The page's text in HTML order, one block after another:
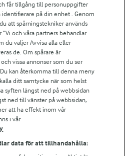
Kontakta oss
other countries
Arlasajter
För ägare
kundportal
Arla.com
Ost
webbshop
Bildbank
får tillgång till personuppgifter
på din enhet . Genom
att spårningstekniker används
och våra partners behandlar
du väljer Avvisa alla eller
de. Om spårare är
vissa annonser som du ser
kan återkomma till denna meny
ditt samtycke när som helst
syften längst ned på webbsidan
ned till vänster på webbsidan,
att ha effekt inom vår
i vår
data för att tillhandahålla: